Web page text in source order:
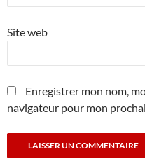
Site web
Enregistrer mon nom,
navigateur pour mon